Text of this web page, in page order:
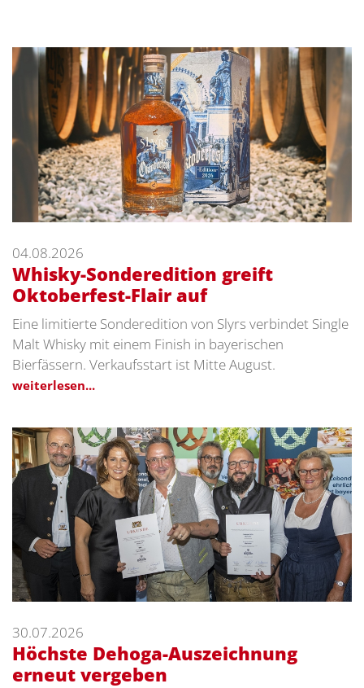
04.08.2026
Whisky-Sonderedition greift
Oktoberfest-Flair auf
Eine limitierte Sonderedition von Slyrs verbindet Single
Malt Whisky mit einem Finish in bayerischen
Bierfässern. Verkaufsstart ist Mitte August.
weiterlesen...
30.07.2026
Höchste Dehoga-Auszeichnung
erneut vergeben